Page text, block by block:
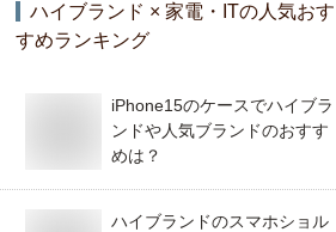
ハイブランド × 家電・ITの人気おす
すめランキング
iPhone15のケースでハイブラ
ンドや人気ブランドのおすす
めは？
ハイブランドのスマホショル